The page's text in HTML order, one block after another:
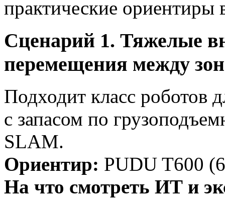
практические ориентиры
Сценарий 1. Тяжелые
перемещения между
Подходит класс роботов
с запасом по
SLAM.
Ориентир: PUDU T600
На что смотреть ИТ и